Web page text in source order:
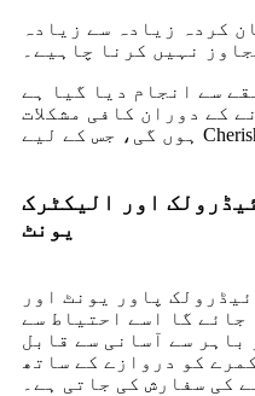
کردہ زیادہ سے زیادہ
نہیں کرنا چاہیے۔
سے انجام دیا گیا ہے
کے دوران کافی مشکلات
اور الیکٹرک
یونٹ
پاور یونٹ اور
جائے گا اسے احتیاط سے
باہر سے آسانی سے قابل
کو دروازے کے ساتھ
کی سفارش کی جاتی ہے۔